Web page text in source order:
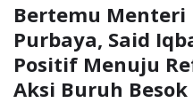
Bertemu Menteri
Purbaya, Said
Positif Menuju
Aksi Buruh